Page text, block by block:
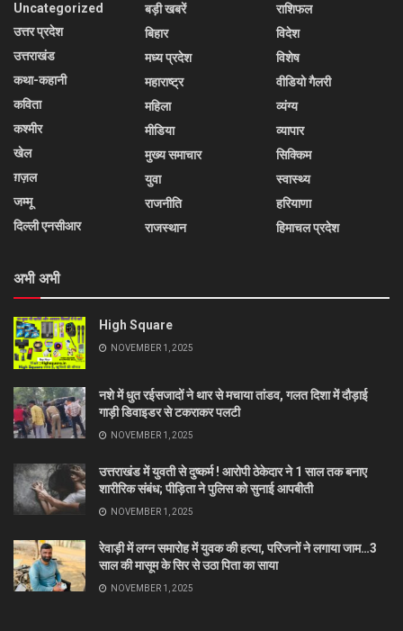
Uncategorized
उत्तर प्रदेश
उत्तराखंड
कथा-कहानी
कविता
कश्मीर
खेल
ग़ज़ल
जम्मू
दिल्ली एनसीआर
बड़ी खबरें
बिहार
मध्य प्रदेश
महाराष्ट्र
महिला
मीडिया
मुख्य समाचार
युवा
राजनीति
राजस्थान
राशिफल
विदेश
विशेष
वीडियो गैलरी
व्यंग्य
व्यापार
सिक्किम
स्वास्थ्य
हरियाणा
हिमाचल प्रदेश
अभी अभी
High Square
NOVEMBER 1, 2025
नशे में धुत रईसजादों ने थार से मचाया तांडव, गलत दिशा में दौड़ाई
गाड़ी डिवाइडर से टकराकर पलटी
NOVEMBER 1, 2025
उत्तराखंड में युवती से दुष्कर्म ! आरोपी ठेकेदार ने 1 साल तक बनाए
शारीरिक संबंध; पीड़िता ने पुलिस को सुनाई आपबीती
NOVEMBER 1, 2025
रेवाड़ी में लग्न समारोह में युवक की हत्या, परिजनों ने लगाया जाम…3
साल की मासूम के सिर से उठा पिता का साया
NOVEMBER 1, 2025